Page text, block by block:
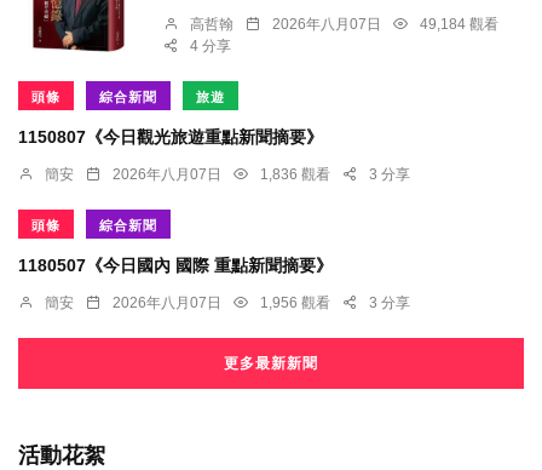
高哲翰 2026年八月07日
49,184 觀看
4 分享
頭條 綜合新聞 旅遊
1150807《今日觀光旅遊重點新聞摘要》
簡安 2026年八月07日 1,836 觀看 3 分享
頭條 綜合新聞
1180507《今日國內 國際 重點新聞摘要》
簡安 2026年八月07日 1,956 觀看 3 分享
更多最新新聞
活動花絮